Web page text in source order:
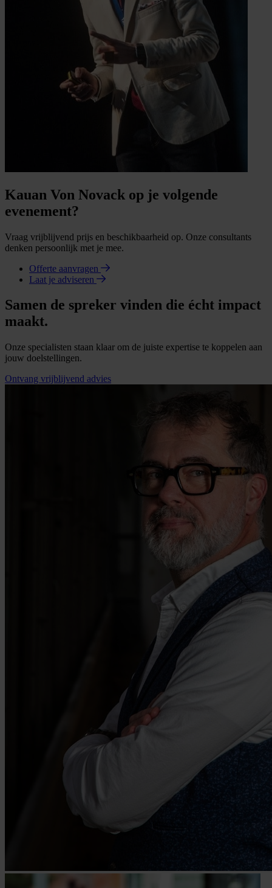
Kauan Von Novack op je volgende
evenement?
Vraag vrijblijvend prijs en beschikbaarheid op. Onze consultants
denken persoonlijk met je mee.
Offerte aanvragen
Laat je adviseren
Samen de spreker vinden die écht impact
maakt.
Onze specialisten staan klaar om de juiste expertise te koppelen aan
jouw doelstellingen.
Ontvang vrijblijvend advies